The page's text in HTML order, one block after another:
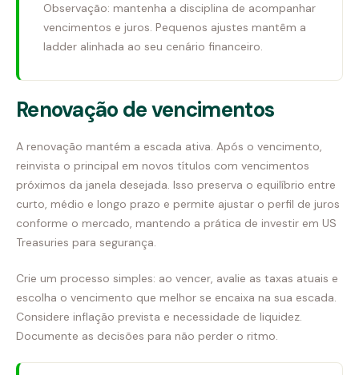
Observação: mantenha a disciplina de acompanhar
vencimentos e juros. Pequenos ajustes mantêm a
ladder alinhada ao seu cenário financeiro.
Renovação de vencimentos
A renovação mantém a escada ativa. Após o vencimento,
reinvista o principal em novos títulos com vencimentos
próximos da janela desejada. Isso preserva o equilíbrio entre
curto, médio e longo prazo e permite ajustar o perfil de juros
conforme o mercado, mantendo a prática de investir em US
Treasuries para segurança.
Crie um processo simples: ao vencer, avalie as taxas atuais e
escolha o vencimento que melhor se encaixa na sua escada.
Considere inflação prevista e necessidade de liquidez.
Documente as decisões para não perder o ritmo.